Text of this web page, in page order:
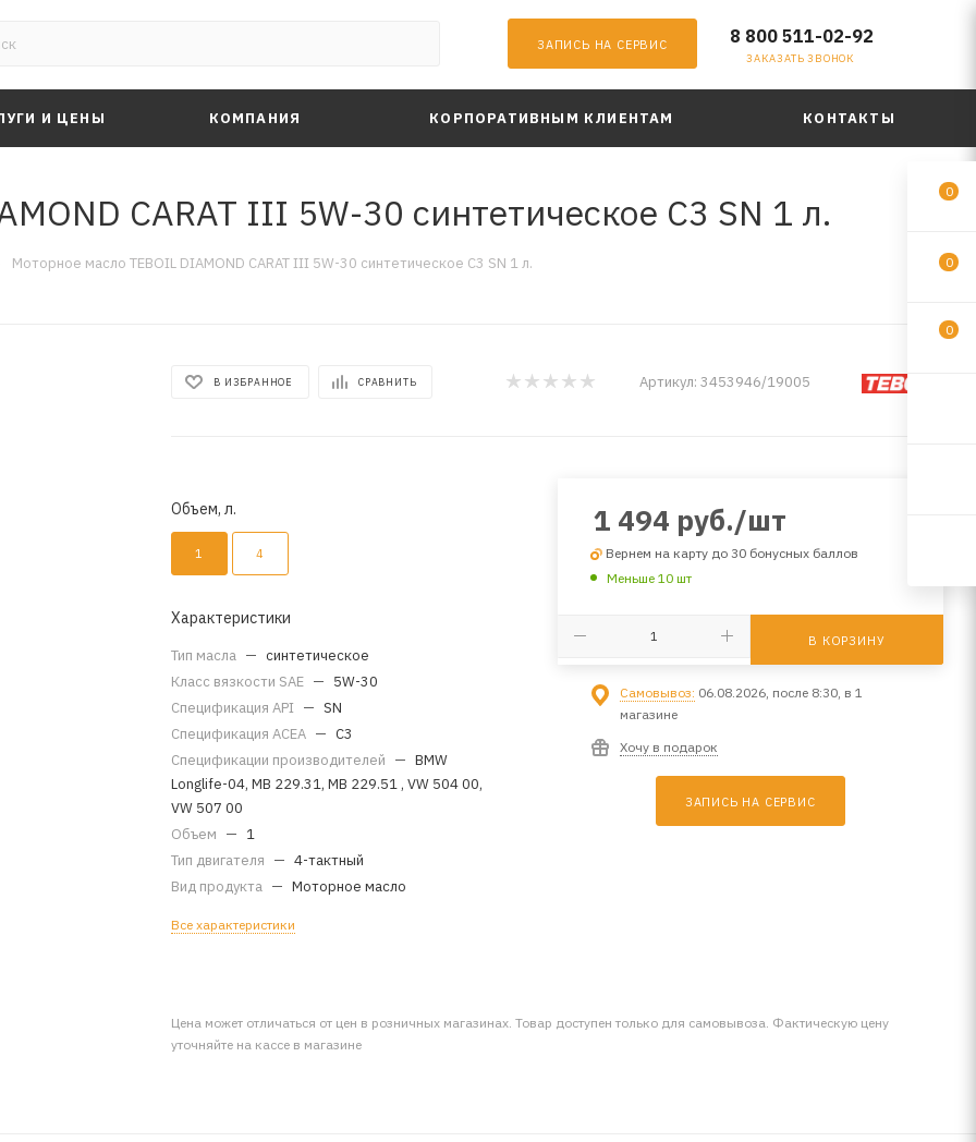
ЗАПИСЬ НА СЕРВИС 8 800 511-02-92
ЗАКАЗАТЬ ЗВОНОК
И ЦЕНЫ КОМПАНИЯ КОРПОРАТИВНЫМ КЛИЕНТАМ КОНТАКТЫ
CARAT III 5W-30 синтетическое C3 SN 1 л.
Моторное масло TEBOIL DIAMOND CARAT III 5W-30 синтетическое C3 SN 1 л.
В ИЗБРАННОЕ СРАВНИТЬ Артикул: 3453946/19005
Объем, л.
1 4
Характеристики
Тип масла — синтетическое
Класс вязкости SAE — 5W-30
Спецификация API — SN
Спецификация ACEA — C3
Спецификации производителей — BMW
Longlife-04, MB 229.31, MB 229.51 , VW 504 00,
VW 507 00
Объем — 1
Тип двигателя — 4-тактный
Вид продукта — Моторное масло
Все характеристики
1 494 руб./шт
Вернем на карту до 30 бонусных баллов
Меньше 10 шт
В КОРЗИНУ
Самовывоз: 06.08.2026, после 8:30, в 1
магазине
Хочу в подарок
ЗАПИСЬ НА СЕРВИС
Цена может отличаться от цен в розничных магазинах. Товар доступен только для самовывоза. Фактическую цену
уточняйте на кассе в магазине
0
0
0